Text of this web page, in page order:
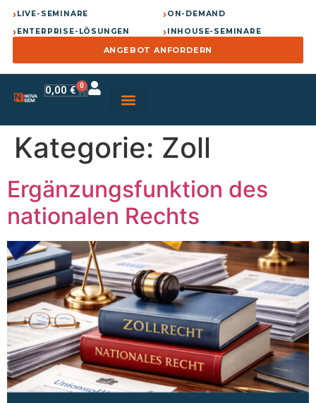
›LIVE-SEMINARE ›ON-DEMAND
›ENTERPRISE-LÖSUNGEN ›INHOUSE-SEMINARE
ANGEBOT ANFORDERN
0,00 € 0
Kategorie: Zoll
Ergänzungsfunktion des
nationalen Rechts